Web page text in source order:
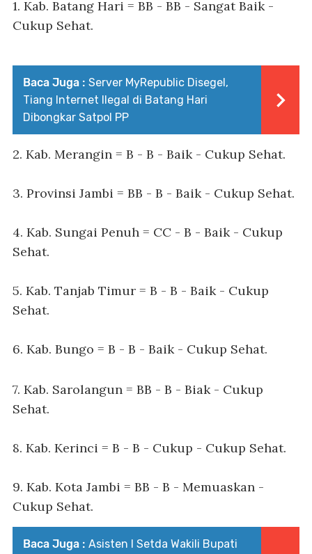
1. Kab. Batang Hari = BB - BB - Sangat Baik -
Cukup Sehat.
Baca Juga : Server MyRepublic Disegel,
Tiang Internet Ilegal di Batang Hari
Dibongkar Satpol PP
2. Kab. Merangin = B - B - Baik - Cukup Sehat.
3. Provinsi Jambi = BB - B - Baik - Cukup Sehat.
4. Kab. Sungai Penuh = CC - B - Baik - Cukup
Sehat.
5. Kab. Tanjab Timur = B - B - Baik - Cukup
Sehat.
6. Kab. Bungo = B - B - Baik - Cukup Sehat.
7. Kab. Sarolangun = BB - B - Biak - Cukup
Sehat.
8. Kab. Kerinci = B - B - Cukup - Cukup Sehat.
9. Kab. Kota Jambi = BB - B - Memuaskan -
Cukup Sehat.
Baca Juga : Asisten I Setda Wakili Bupati